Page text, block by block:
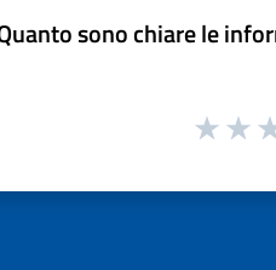
sono chiare le